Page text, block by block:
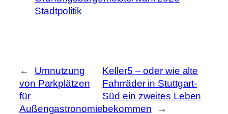
Stadtpolitik
←
Umnutzung
von Parkplätzen
für
Außengastronomie
Keller5 – oder wie alte
Fahrräder in Stuttgart-
Süd ein zweites Leben
bekommen
→